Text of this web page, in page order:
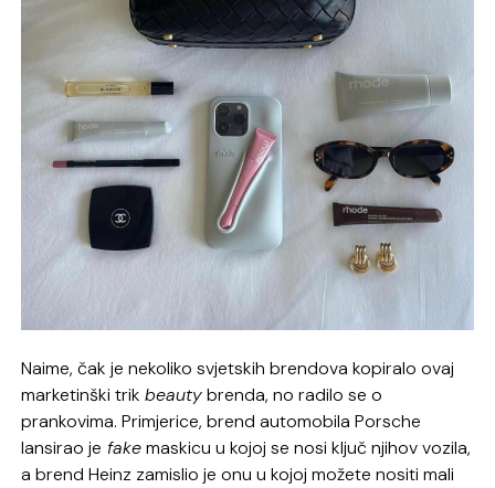
Naime, čak je nekoliko svjetskih brendova kopiralo ovaj
marketinški trikbeautybrenda, no radilo se o
prankovima. Primjerice, brend automobila Porsche
lansirao je fakemaskicu u kojoj se nosi ključ njihov vozila,
a brend Heinz zamislio je onu u kojoj možete nositi mali